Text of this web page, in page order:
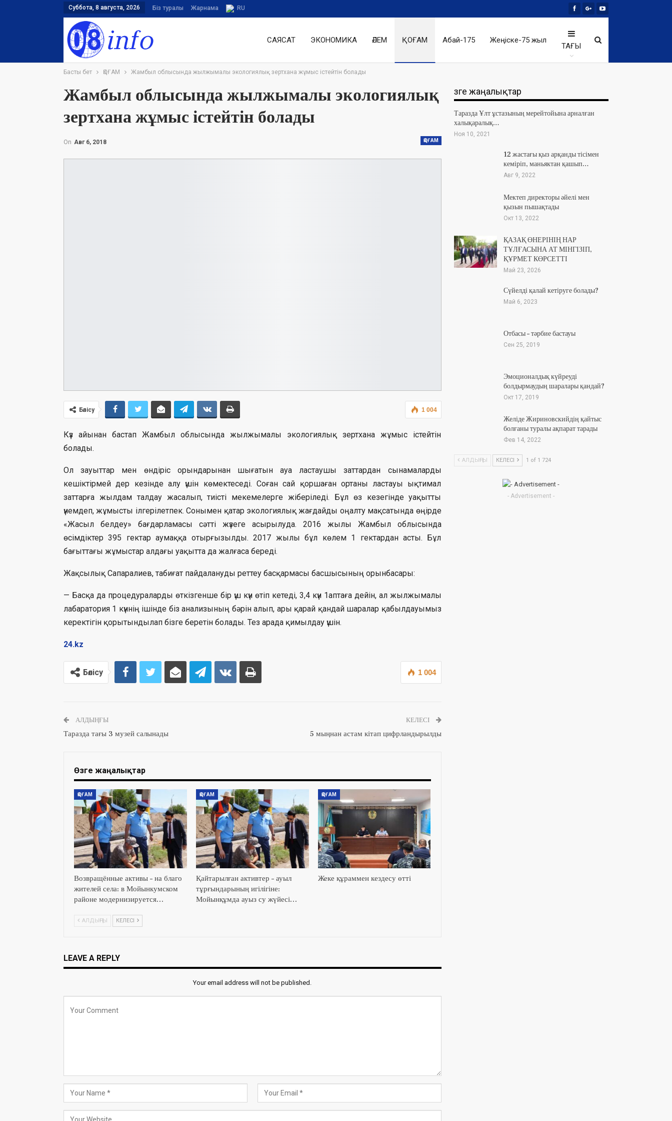
Суббота, 8 августа, 2026 Біз туралы Жарнама RU
САЯСАТ ЭКОНОМИКА ӘЛЕМ ҚОҒАМ Абай-175 Жеңіске-75 жыл
ТАҒЫ
Басты бет ҚОҒАМ Жамбыл облысында жылжымалы экологиялық зертхана жұмыс істейтін болады
Жамбыл облысында жылжымалы экологиялық
зертхана жұмыс істейтін болады
ҚОҒАМ
On Авг 6, 2018
1 004
Бөлісу
Күз айынан бастап Жамбыл облысында жылжымалы экологиялық зертхана жұмыс істейтін
болады.
Ол зауыттар мен өндіріс орындарынан шығатын ауа ластаушы заттардан сынамаларды
кешіктірмей дер кезінде алу үшін көмектеседі. Соған сай қоршаған ортаны ластауы ықтимал
заттарға жылдам талдау жасалып, тиісті мекемелерге жіберіледі. Бұл өз кезегінде уақытты
үнемдеп, жұмысты ілгерілетпек. Сонымен қатар экологиялық жағдайды оңалту мақсатында өңірде
«Жасыл белдеу» бағдарламасы сәтті жүзеге асырылуда. 2016 жылы Жамбыл облысында
өсімдіктер 395 гектар аумаққа отырғызылды. 2017 жылы бұл көлем 1 гектардан асты. Бұл
бағыттағы жұмыстар алдағы уақытта да жалғаса береді.
Жақсылық Сапаралиев, табиғат пайдалануды реттеу басқармасы басшысының орынбасары:
— Басқа да процедураларды өткізгенше бір үш күн өтіп кетеді, 3,4 күн 1аптаға дейін, ал жылжымалы
лабаратория 1 күннің ішінде біз анализының бәрін алып, ары қарай қандай шаралар қабылдауымыз
керектігін қорытындылап бізге беретін болады. Тез арада қимылдау үшін.
24.kz
1 004
Бөлісу
АЛДЫҢҒЫ
Таразда тағы 3 музей салынады
КЕЛЕСІ
5 мыңнан астам кітап цифрландырылды
Өзге жаңалықтар
ҚОҒАМ
Возвращённые активы – на благо
жителей села: в Мойынкумском
районе модернизируется…
ҚОҒАМ
Қайтарылған активтер – ауыл
тұрғындарының игілігіне:
Мойынқұмда ауыз су жүйесі…
ҚОҒАМ
Жеке құраммен кездесу өтті
АЛДЫҢҒЫ КЕЛЕСІ
LEAVE A REPLY
Your email address will not be published.
Өзге жаңалықтар
Таразда Ұлт ұстазының мерейтойына арналған
халықаралық…
Ноя 10, 2021
12 жастағы қыз арқанды тісімен
кеміріп, маньяктан қашып…
Авг 9, 2022
Мектеп директоры әйелі мен
қызын пышақтады
Окт 13, 2022
ҚАЗАҚ ӨНЕРІНІҢ НАР
ТҰЛҒАСЫНА АТ МІНГІЗІП,
ҚҰРМЕТ КӨРСЕТТІ
Май 23, 2026
Сүйелді қалай кетіруге болады?
Май 6, 2023
Отбасы – тәрбие бастауы
Сен 25, 2019
Эмоционалдық күйреуді
болдырмаудың шаралары қандай?
Окт 17, 2019
Желіде Жириновскийдің қайтыс
болғаны туралы ақпарат тарады
Фев 14, 2022
АЛДЫҢҒЫ КЕЛЕСІ 1 of 1 724
- Advertisement -